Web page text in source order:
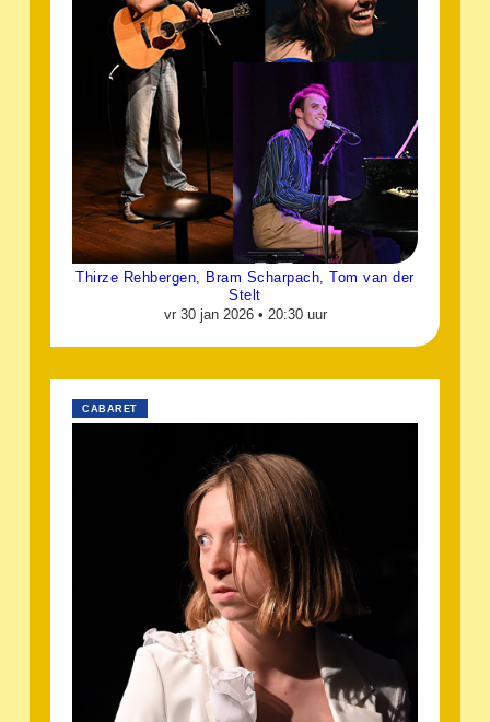
Thirze Rehbergen, Bram Scharpach, Tom van der
Stelt
vr 30 jan 2026 • 20:30 uur
CABARET